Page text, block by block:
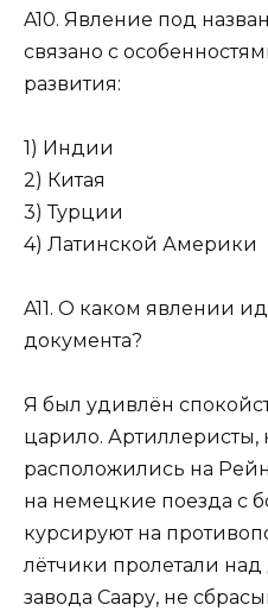
A10. Явление под
связано с
развития:
1) Индии
2) Китая
3) Турции
4) Латинской Америки
A11. О каком явлении
документа?
Я был удивлён
царило. Артиллеристы,
расположились на
на немецкие поезда с
курсируют на
лётчики пролетали
завода Саару, не